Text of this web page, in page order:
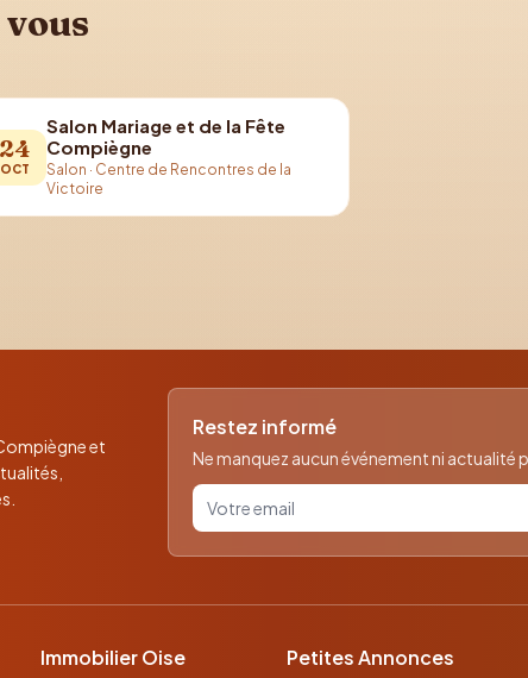
24
OCT
Salon Mariage et de la Fête
Compiègne
Salon · Centre de Rencontres de la
Victoire
et
Restez informé
Ne manquez aucun événement ni actualité
Votre email pour la newsletter
Immobilier Oise Petites Annonces